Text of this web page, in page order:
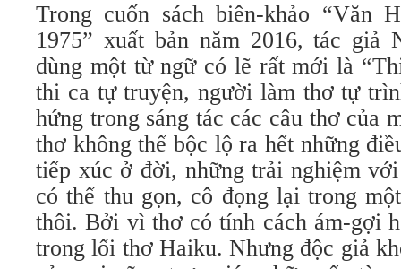
Trong cuốn sách biên-khảo “Văn
1975” xuất bản năm 2016, tác giả
dùng một từ ngữ có lẽ rất mới là
thi ca tự truyện, người làm thơ tự
hứng trong sáng tác các câu thơ của
thơ không thể bộc lộ ra hết những
tiếp xúc ở đời, những trải nghiệm
có thể thu gọn, cô đọng lại trong
thôi. Bởi vì thơ có tính cách ám-gợi
trong lối thơ Haiku. Nhưng độc giả